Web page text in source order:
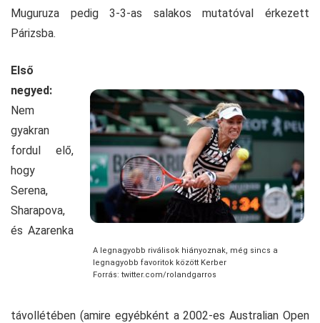
Muguruza pedig 3-3-as salakos mutatóval érkezett
Párizsba.
A legnagyobb riválisok hiányoznak, még sincs a
legnagyobb favoritok között Kerber
Forrás: twitter.com/rolandgarros
Első
negyed:
Nem
gyakran
fordul elő,
hogy
Serena,
Sharapova,
és Azarenka
távollétében (amire egyébként a 2002-es Australian Open